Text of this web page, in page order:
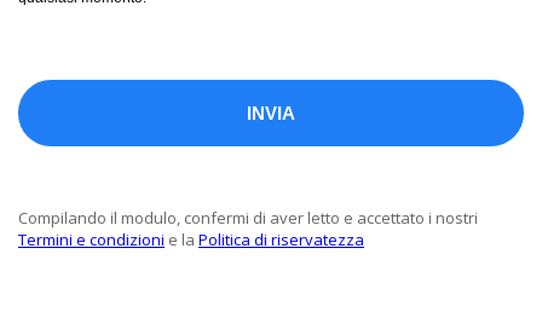
Compilando il modulo, confermi di aver letto e accettato i nostri
Termini e condizioni e la Politica di riservatezza